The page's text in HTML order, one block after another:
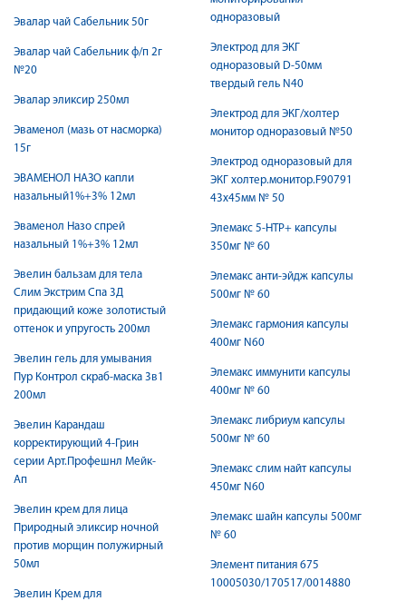
Эвалар чай Сабельник 50г
Эвалар чай Сабельник ф/п 2г
№20
Эвалар эликсир 250мл
Эваменол (мазь от насморка)
15г
ЭВАМЕНОЛ НАЗО капли
назальный1%+3% 12мл
Эваменол Назо спрей
назальный 1%+3% 12мл
Эвелин бальзам для тела
Слим Экстрим Спа 3Д
придающий коже золотистый
оттенок и упругость 200мл
Эвелин гель для умывания
Пур Контрол скраб-маска 3в1
200мл
Эвелин Карандаш
корректирующий 4-Грин
серии Арт.Профешнл Мейк-
Ап
Эвелин крем для лица
Природный эликсир ночной
против морщин полужирный
50мл
Эвелин Крем для
одноразовый
Электрод для ЭКГ
одноразовый D-50мм
твердый гель N40
Электрод для ЭКГ/холтер
монитор одноразовый №50
Электрод одноразовый для
ЭКГ холтер.монитор.F90791
43х45мм № 50
Элемакс 5-HTP+ капсулы
350мг № 60
Элемакс анти-эйдж капсулы
500мг № 60
Элемакс гармония капсулы
400мг N60
Элемакс иммунити капсулы
400мг № 60
Элемакс либриум капсулы
500мг № 60
Элемакс слим найт капсулы
450мг N60
Элемакс шайн капсулы 500мг
№ 60
Элемент питания 675
10005030/170517/0014880